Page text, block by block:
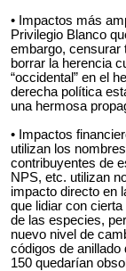
• Impactos más
Privilegio Blanco
embargo, censurar
borrar la herencia
“occidental” en el
derecha política
una hermosa
• Impactos
utilizan los
contribuyentes de
NPS, etc. utilizan
impacto directo en
que lidiar con
de las especies,
nuevo nivel de
códigos de
150 quedarían